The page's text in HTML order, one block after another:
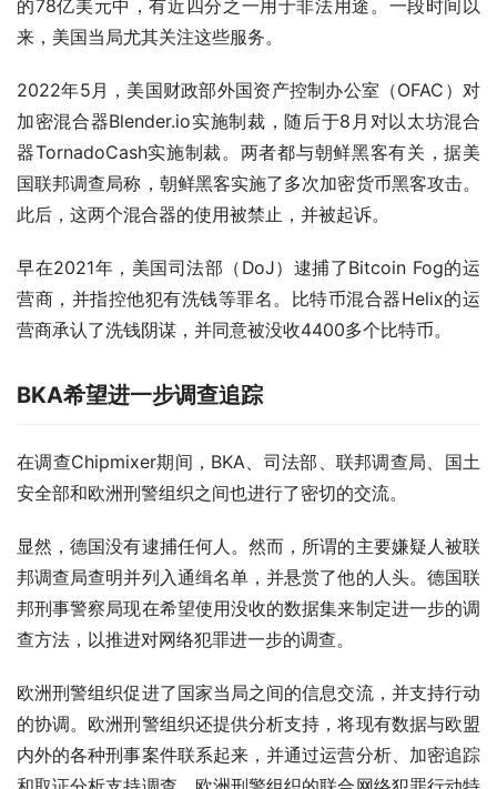
的78亿美元中，有近四分之一用于非法用途。一段时间以
来，美国当局尤其关注这些服务。
2022年5月，美国财政部外国资产控制办公室（OFAC）对
加密混合器Blender.io实施制裁，随后于8月对以太坊混合
器TornadoCash实施制裁。两者都与朝鲜黑客有关，据美
国联邦调查局称，朝鲜黑客实施了多次加密货币黑客攻击。
此后，这两个混合器的使用被禁止，并被起诉。
早在2021年，美国司法部（DoJ）逮捕了Bitcoin Fog的运
营商，并指控他犯有洗钱等罪名。比特币混合器Helix的运
营商承认了洗钱阴谋，并同意被没收4400多个比特币。
BKA希望进一步调查追踪
在调查Chipmixer期间，BKA、司法部、联邦调查局、国土
安全部和欧洲刑警组织之间也进行了密切的交流。
显然，德国没有逮捕任何人。然而，所谓的主要嫌疑人被联
邦调查局查明并列入通缉名单，并悬赏了他的人头。德国联
邦刑事警察局现在希望使用没收的数据集来制定进一步的调
查方法，以推进对网络犯罪进一步的调查。
欧洲刑警组织促进了国家当局之间的信息交流，并支持行动
的协调。欧洲刑警组织还提供分析支持，将现有数据与欧盟
内外的各种刑事案件联系起来，并通过运营分析、加密追踪